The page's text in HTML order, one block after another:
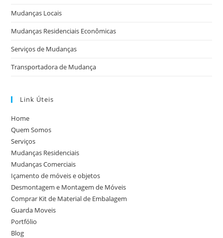
Mudanças Locais
Mudanças Residenciais Econômicas
Serviços de Mudanças
Transportadora de Mudança
Link Úteis
Home
Quem Somos
Serviços
Mudanças Residenciais
Mudanças Comerciais
Içamento de móveis e objetos
Desmontagem e Montagem de Móveis
Comprar Kit de Material de Embalagem
Guarda Moveis
Portfólio
Blog